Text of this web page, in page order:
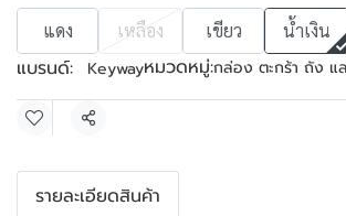
แดง เหลือง เขียว น้ำเงิน
แบรนด์: Keywayหมวดหมู่:กล่อง ตะกร้า ถัง แ
แชร์
รายละเอียดสินค้า